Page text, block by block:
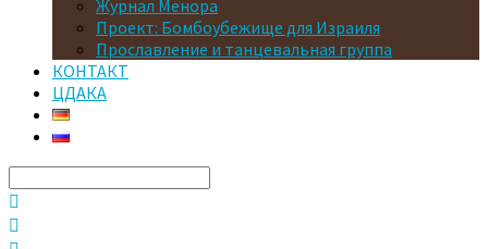
Журнал Менора
Проект: Бомбоубежище для Израиля
Прославление и танцевальная группа
КОНТАКТ
ЦДАКА
Search